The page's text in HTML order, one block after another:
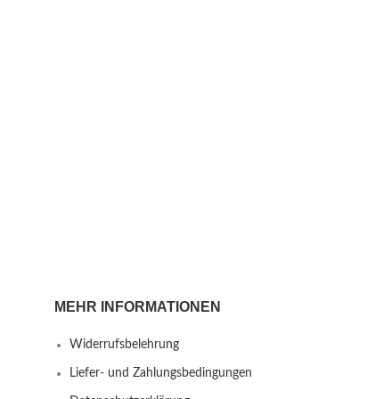
MEHR INFORMATIONEN
Widerrufsbelehrung
Liefer- und Zahlungsbedingungen